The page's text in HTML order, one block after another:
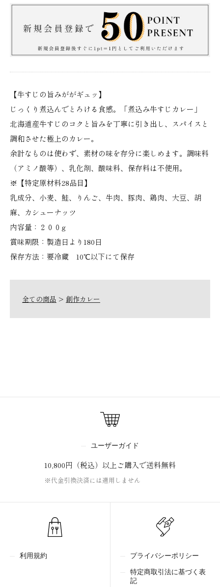
【牛すじの旨みががギュッ】
じっくり煮込んでとろける食感。「煮込み牛すじカレー」
北海道産牛すじのコクと旨みを丁寧に引き出し、スパイスと
調和させた極上のカレー。
余計なものは使わず、素材の味を存分に楽しめます。調味料
（アミノ酸等）、乳化剤、酸味料、保存料は不使用。
※【特定原材料28品目】
乳成分、小麦、鮭、りんご、牛肉、豚肉、鶏肉、大豆、胡
麻、カシューナッツ
内容量：２００g
賞味期限：製造日より180日
保存方法：要冷蔵 10℃以下にて保存
全ての商品 > 創作カレー
ユーザーガイド
10,800円（税込）以上ご購入で送料無料
※代金引換決済には適用しません
利用規約
プライバシーポリシー
特定商取引法に基づく表
記